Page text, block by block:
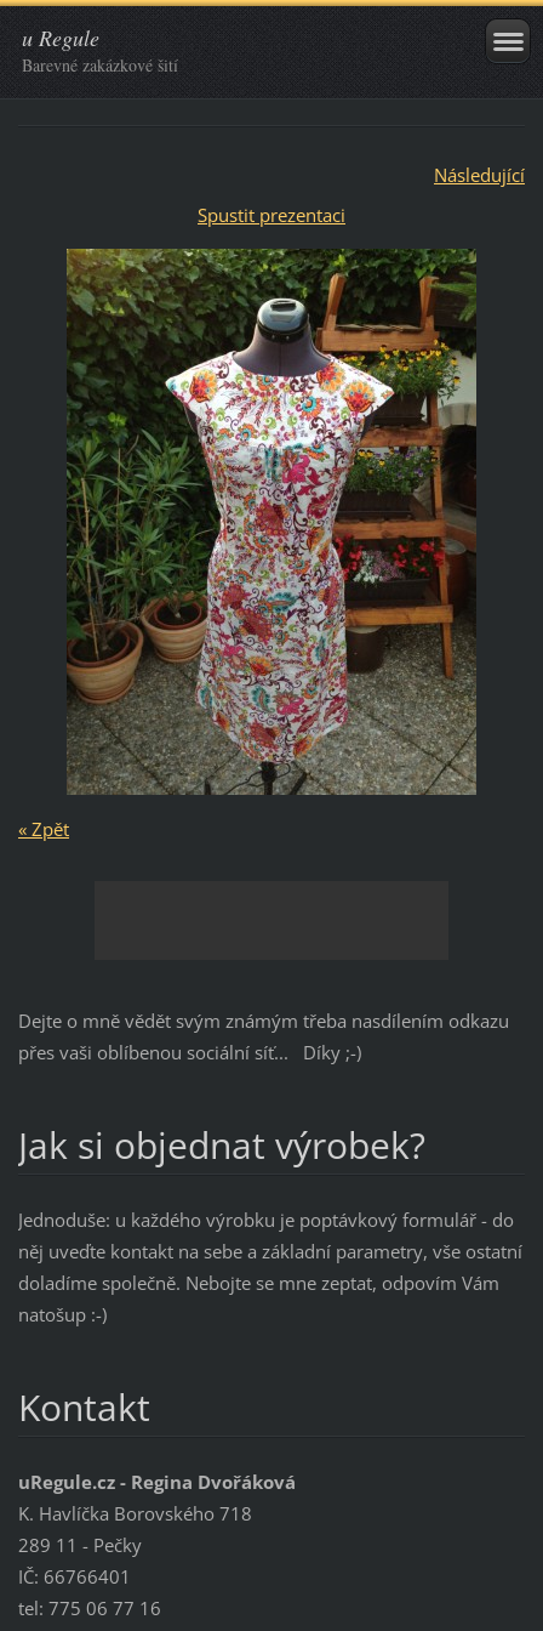
u Regule
Barevné zakázkové šití
Následující
Spustit prezentaci
« Zpět
Dejte o mně vědět svým známým třeba nasdílením odkazu
přes vaši oblíbenou sociální síť... Díky ;-)
Jak si objednat výrobek?
Jednoduše: u každého výrobku je poptávkový formulář - do
něj uveďte kontakt na sebe a základní parametry, vše ostatní
doladíme společně. Nebojte se mne zeptat, odpovím Vám
natošup :-)
Kontakt
uRegule.cz - Regina Dvořáková
K. Havlíčka Borovského 718
289 11 - Pečky
IČ: 66766401
tel: 775 06 77 16